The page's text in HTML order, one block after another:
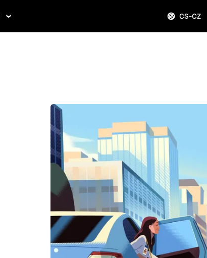
CS-CZ